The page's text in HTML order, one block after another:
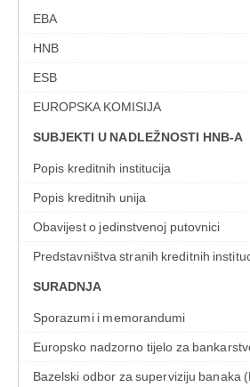
EBA
HNB
ESB
EUROPSKA KOMISIJA
SUBJEKTI U NADLEŽNOSTI HNB-A
Popis kreditnih institucija
Popis kreditnih unija
Obavijest o jedinstvenoj putovnici
Predstavništva stranih kreditnih
SURADNJA
Sporazumi i memorandumi
Europsko nadzorno tijelo za
Bazelski odbor za superviziju banaka